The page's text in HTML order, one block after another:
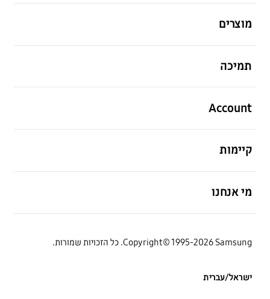
מוצרים
תמיכה
Account
קיימות
מי אנחנו
Copyright© 1995-2026 Samsung. כל הזכויות שמורות.
ישראל/עברית